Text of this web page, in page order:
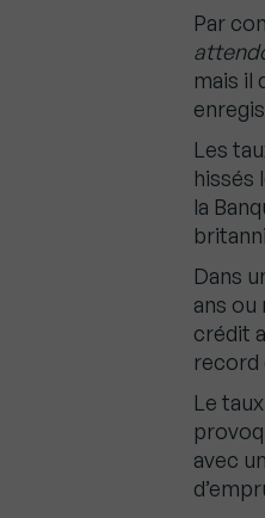
Par
mais il
Les
hissés
la
Dans
ans
crédit
record
Le
avec